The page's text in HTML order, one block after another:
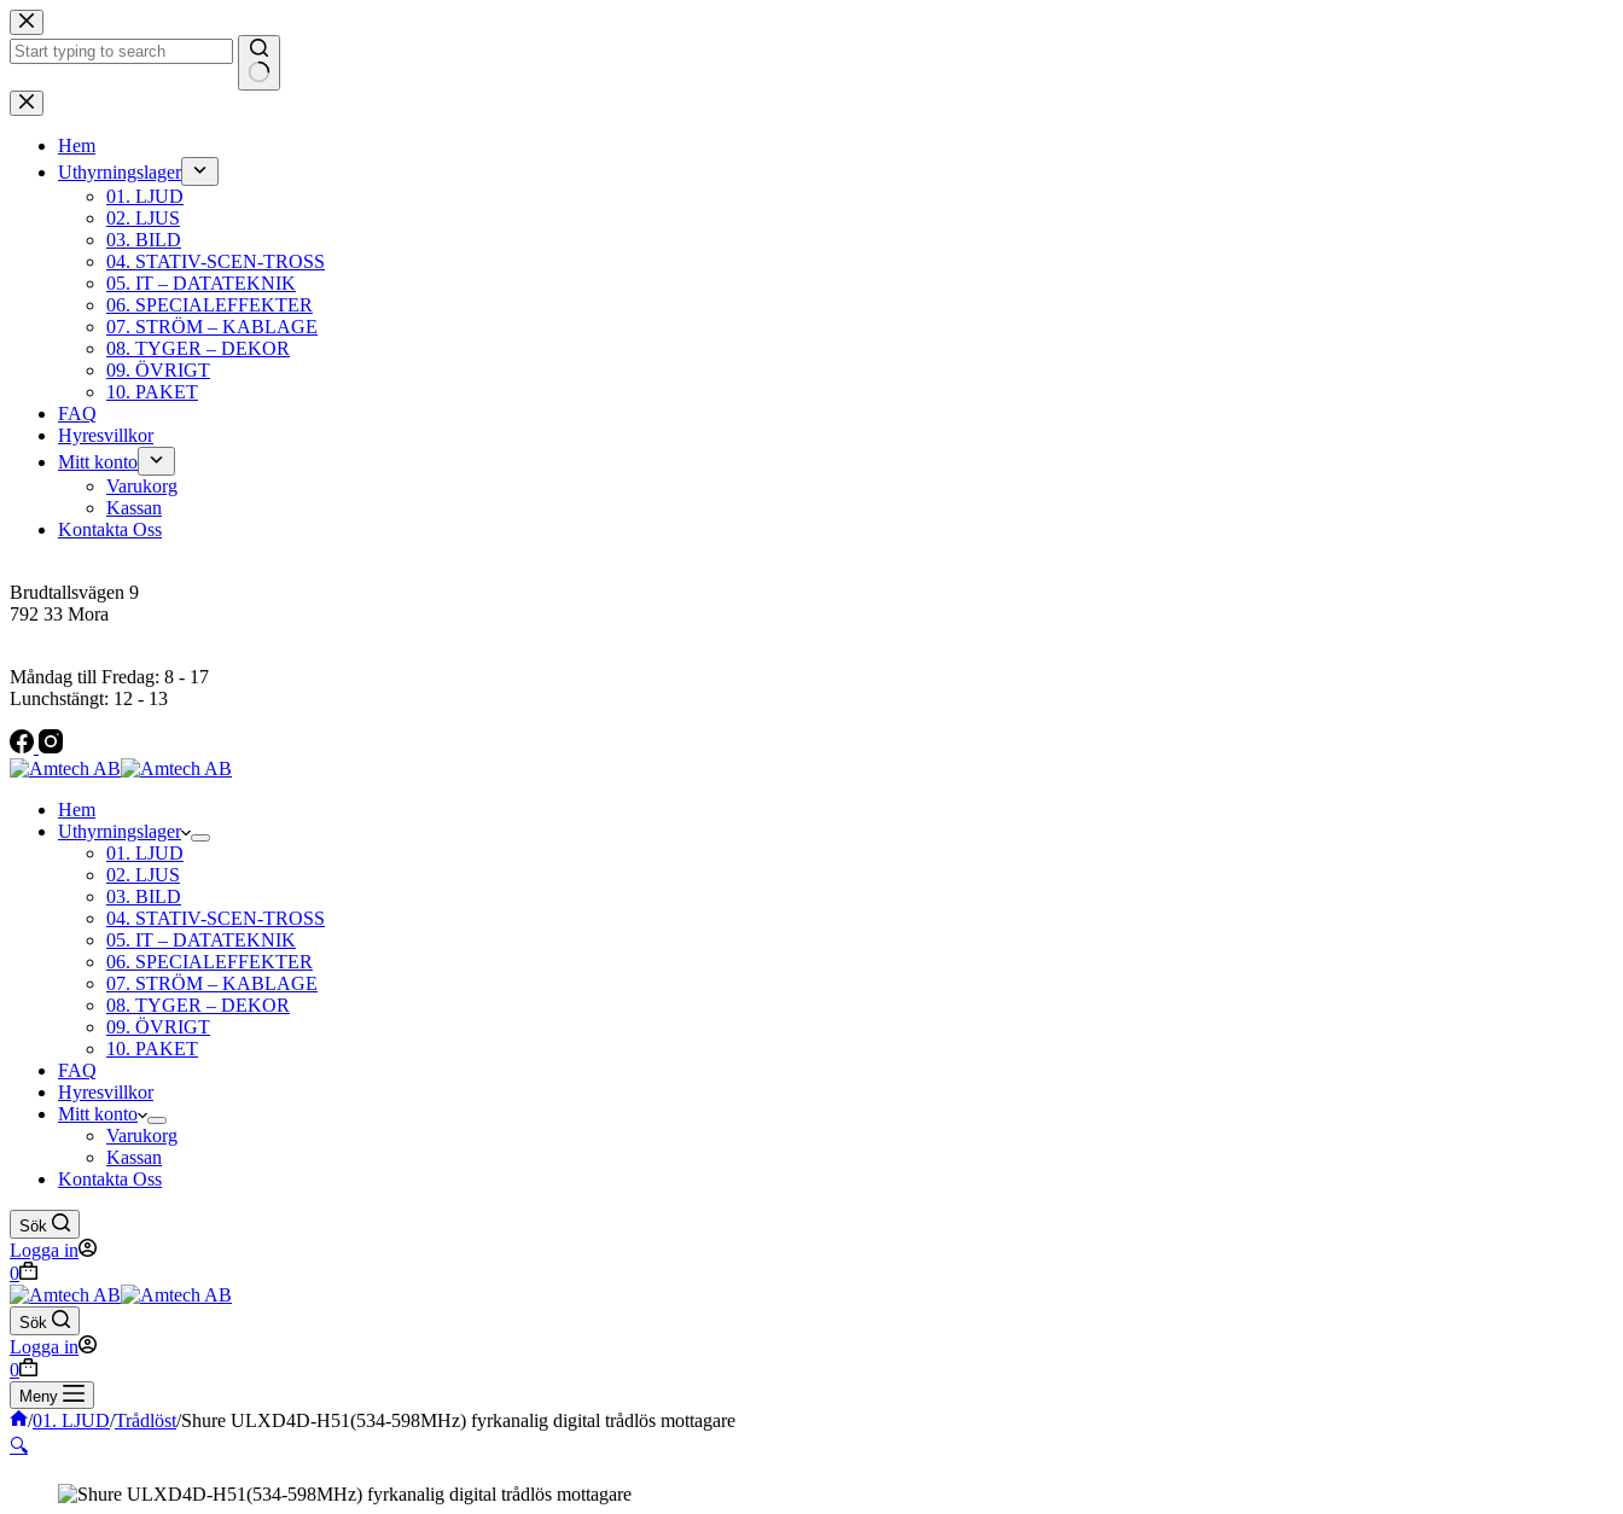
Hoppa
till
innehåll
Inga
resultat
Hem
Uthyrningslager
01. LJUD
02. LJUS
03. BILD
04. STATIV-SCEN-TROSS
05. IT – DATATEKNIK
06. SPECIALEFFEKTER
07. STRÖM – KABLAGE
08. TYGER – DEKOR
09. ÖVRIGT
10. PAKET
FAQ
Hyresvillkor
Mitt konto
Varukorg
Kassan
Kontakta Oss
Brudtallsvägen 9
792 33 Mora
Måndag till Fredag: 8 - 17
Lunchstängt: 12 - 13
Hem
Uthyrningslager
01. LJUD
02. LJUS
03. BILD
04. STATIV-SCEN-TROSS
05. IT – DATATEKNIK
06. SPECIALEFFEKTER
07. STRÖM – KABLAGE
08. TYGER – DEKOR
09. ÖVRIGT
10. PAKET
FAQ
Hyresvillkor
Mitt konto
Varukorg
Kassan
Kontakta Oss
Sök
Logga in
Varukorg
0
Sök
Logga in
Varukorg
0
Meny
Hem
/01. LJUD/Trådlöst/Shure ULXD4D-H51(534-598MHz) fyrkanalig digital trådlös mottagare
🔍